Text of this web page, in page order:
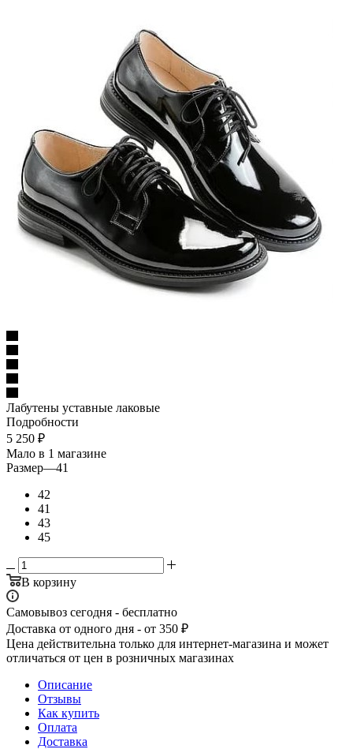
Лабутены уставные лаковые
Подробности
5 250 ₽
Мало в 1 магазине
Размер—41
42
41
43
45
В корзину
Самовывоз сегодня - бесплатно
Доставка от одного дня - от 350 ₽
Цена действительна только для интернет-магазина и может
отличаться от цен в розничных магазинах
Описание
Отзывы
Как купить
Оплата
Доставка